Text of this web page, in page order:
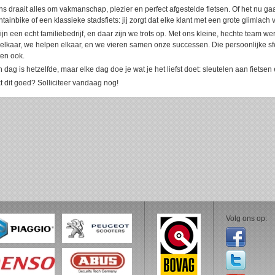
draait alles om vakmanschap, plezier en perfect afgestelde fietsen. Of het nu
of een klassieke stadsfiets: jij zorgt dat elke klant met een grote glimlach
een echt familiebedrijf, en daar zijn we trots op. Met ons kleine, hechte team
we helpen elkaar, en we vieren samen onze successen. Die persoonlijke
ook.
dag is hetzelfde, maar elke dag doe je wat je het liefst doet: sleutelen aan
dit goed? Solliciteer vandaag nog!
Volg ons op: